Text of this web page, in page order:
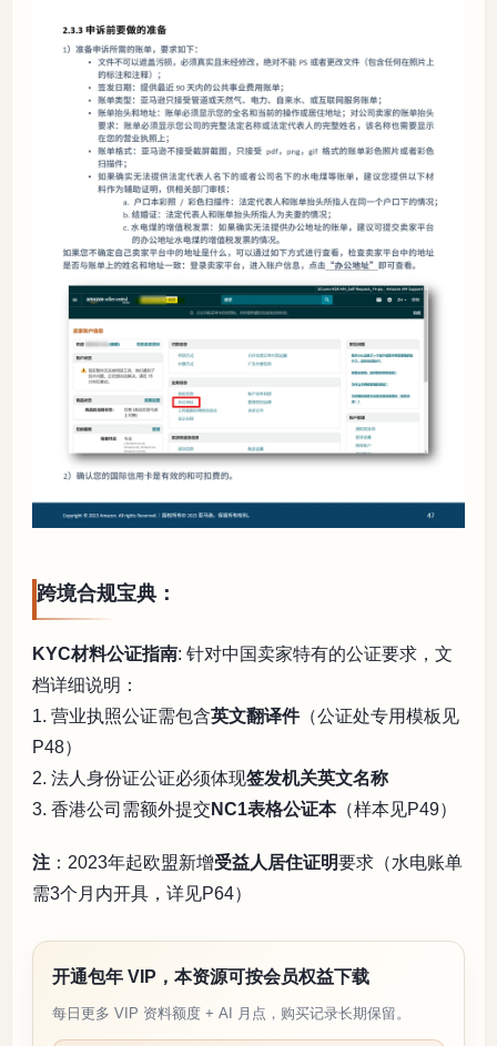
跨境合规宝典：
KYC材料公证指南: 针对中国卖家特有的公证要求，文
档详细说明：
1. 营业执照公证需包含英文翻译件（公证处专用模板见
P48）
2. 法人身份证公证必须体现签发机关英文名称
3. 香港公司需额外提交 NC1表格公证本（样本见P49）
注 ：2023年起欧盟新增受益人居住证明要求（水电账单
需3个月内开具，详见P64）
开通包年 VIP，本资源可按会员权益下载
每日更多 VIP 资料额度 + AI 月点，购买记录长期保留。